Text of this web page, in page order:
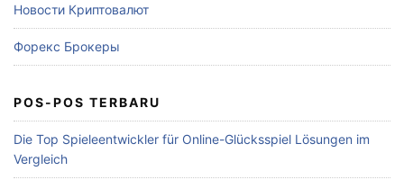
Новости Криптовалют
Форекс Брокеры
POS-POS TERBARU
Die Top Spieleentwickler für Online-Glücksspiel Lösungen im
Vergleich